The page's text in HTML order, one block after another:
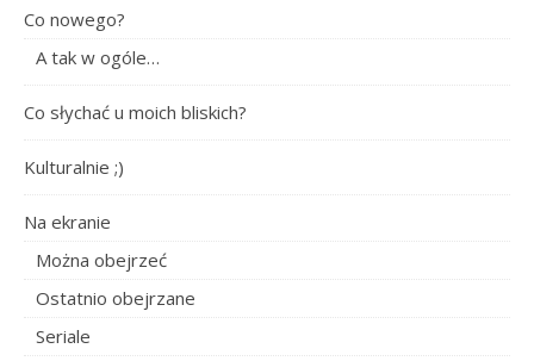
Co nowego?
A tak w ogóle…
Co słychać u moich bliskich?
Kulturalnie ;)
Na ekranie
Można obejrzeć
Ostatnio obejrzane
Seriale